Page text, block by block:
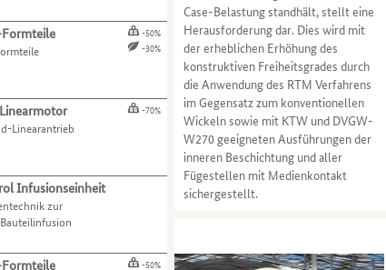
-50%
-30%
Linearantrieb
-70%
Infusionseinheit
zur
-50%
Case-Belastung standhält, stellt eine
Herausforderung dar. Dies wird mit
der erheblichen Erhöhung des
konstruktiven Freiheitsgrades durch
die Anwendung des RTM Verfahrens
im Gegensatz zum konventionellen
Wickeln sowie mit KTW und DVGW-
W270 geeigneten Ausführungen der
inneren Beschichtung und aller
Fügestellen mit Medienkontakt
sichergestellt.